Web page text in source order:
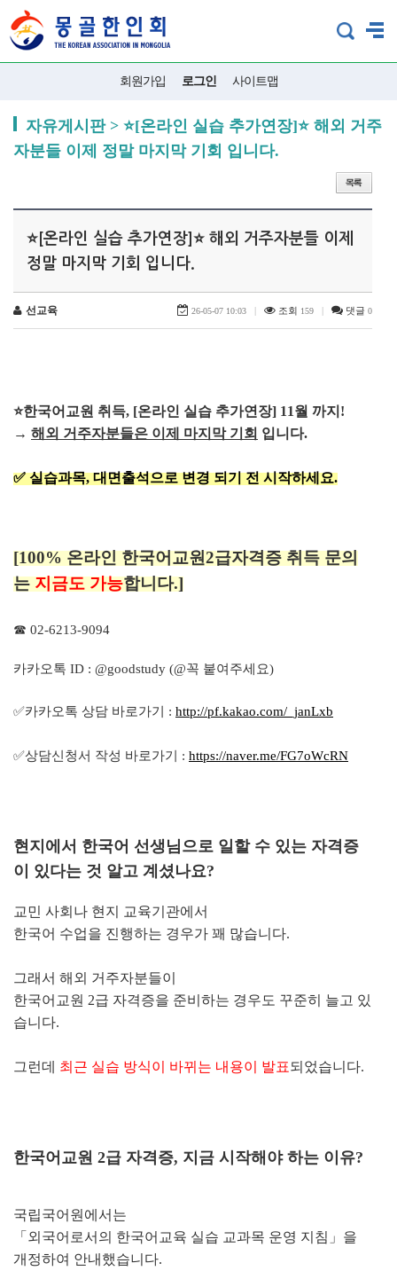
회원가입 로그인 사이트맵
자유게시판 > ⭐[온라인 실습 추가연장]⭐ 해외 거주
자분들 이제 정말 마지막 기회 입니다.
⭐[온라인 실습 추가연장]⭐ 해외 거주자분들 이제
정말 마지막 기회 입니다.
선교육 26-05-07 10:03 | 조회 159 | 댓글 0
⭐한국어교원 취득, [온라인 실습 추가연장] 11월 까지!
→ 해외 거주자분들은 이제 마지막 기회 입니다.
✅실습과목, 대면출석으로 변경 되기 전 시작하세요.
[100% 온라인 한국어교원2급자격증 취득 문의
는 지금도 가능합니다.]
☎ 02-6213-9094
카카오톡 ID : @goodstudy (@꼭 붙여주세요)
✅카카오톡 상담 바로가기 : http://pf.kakao.com/_janLxb
✅상담신청서 작성 바로가기 : https://naver.me/FG7oWcRN
현지에서 한국어 선생님으로 일할 수 있는 자격증
이 있다는 것 알고 계셨나요?
교민 사회나 현지 교육기관에서
한국어 수업을 진행하는 경우가 꽤 많습니다.
그래서 해외 거주자분들이
한국어교원 2급 자격증을 준비하는 경우도 꾸준히 늘고 있
습니다.
그런데 최근 실습 방식이 바뀌는 내용이 발표되었습니다.
한국어교원 2급 자격증, 지금 시작해야 하는 이유?
국립국어원에서는
「외국어로서의 한국어교육 실습 교과목 운영 지침」을
개정하여 안내했습니다.